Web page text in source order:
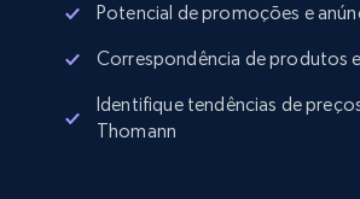
Potencial de promoções e
Correspondência de produtos
Identifique tendências de
Thomann